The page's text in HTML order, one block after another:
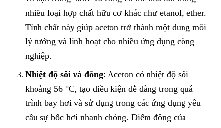
nhiều loại hợp chất hữu cơ khác như etanol, ether.
Tính chất này giúp aceton trở thành một dung môi
lý tưởng và linh hoạt cho nhiều ứng dụng công
nghiệp.
Nhiệt độ sôi và đông: Aceton có nhiệt độ sôi
khoảng 56 °C, tạo điều kiện dễ dàng trong quá
trình bay hơi và sử dụng trong các ứng dụng yêu
cầu sự bốc hơi nhanh chóng. Điểm đông của